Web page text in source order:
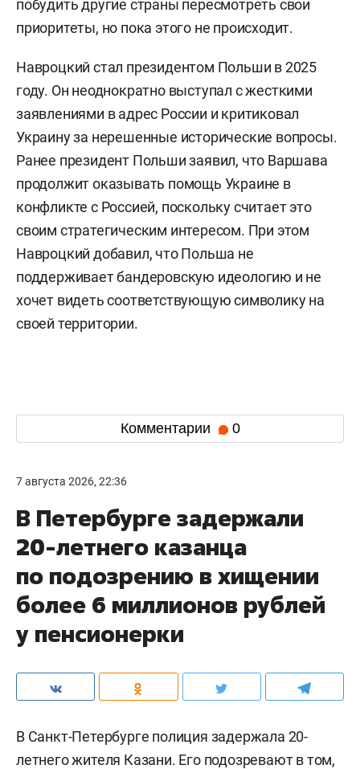
побудить другие страны пересмотреть свои
приоритеты, но пока этого не происходит.
Навроцкий стал президентом Польши в 2025
году. Он неоднократно выступал с жесткими
заявлениями в адрес России и критиковал
Украину за нерешенные исторические вопросы.
Ранее президент Польши заявил, что Варшава
продолжит оказывать помощь Украине в
конфликте с Россией, поскольку считает это
своим стратегическим интересом. При этом
Навроцкий добавил, что Польша не
поддерживает бандеровскую идеологию и не
хочет видеть соответствующую символику на
своей территории.
Комментарии 0
7 августа 2026, 22:36
В Петербурге задержали
20-летнего казанца
по подозрению в хищении
более 6 миллионов рублей
у пенсионерки
В Санкт-Петербурге полиция задержала 20-
летнего жителя Казани. Его подозревают в том,